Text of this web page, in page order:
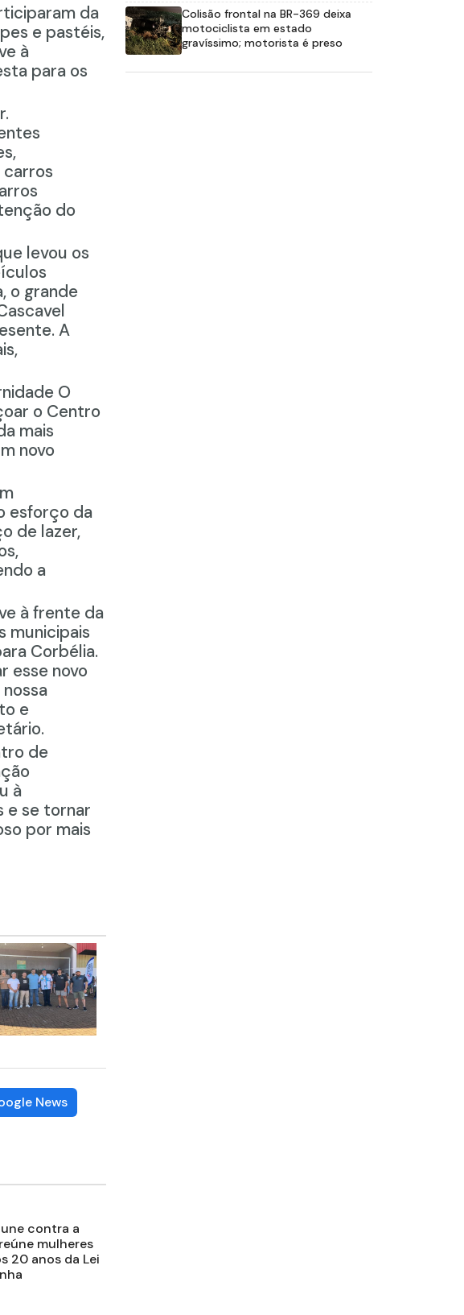
da
e pastéis,
à
para os
carros
do
levou os
o grande
A
O
o Centro
mais
novo
esforço da
de lazer,
,
a
à frente da
municipais
Corbélia.
esse novo
e
de
à
e se tornar
por mais
News
contra a
mulheres
20 anos da Lei
Colisão frontal na BR-369 deixa
motociclista em estado
gravíssimo; motorista é preso